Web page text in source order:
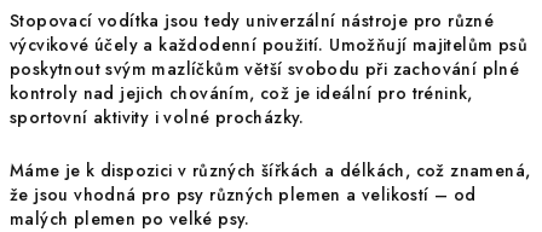
Stopovací vodítka jsou tedy univerzální nástroje pro různé
výcvikové účely a každodenní použití. Umožňují majitelům psů
poskytnout svým mazlíčkům větší svobodu při zachování plné
kontroly nad jejich chováním, což je ideální pro trénink,
sportovní aktivity i volné procházky.
Máme je k dispozici v různých šířkách a délkách, což znamená,
že jsou vhodná pro psy různých plemen a velikostí – od
malých plemen po velké psy.